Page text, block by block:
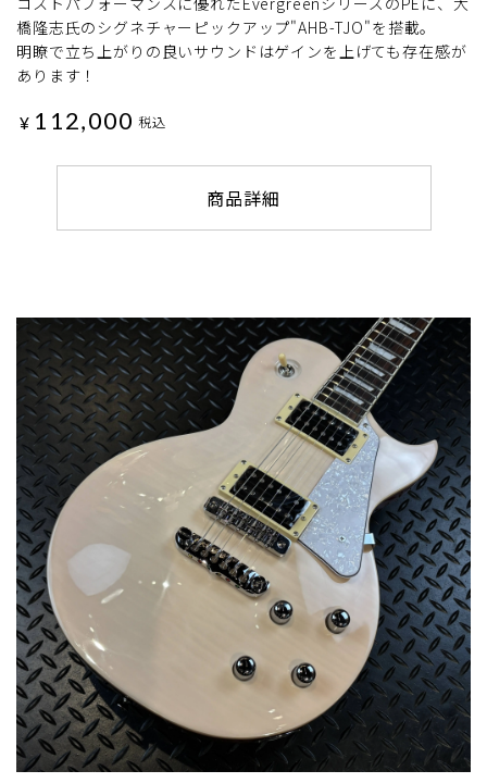
橋隆志氏のシグネチャーピックアップ"AHB-TJO"を搭載。
明瞭で立ち上がりの良いサウンドはゲインを上げても存在感が
あります！
¥ 112,000 税込
商品詳細